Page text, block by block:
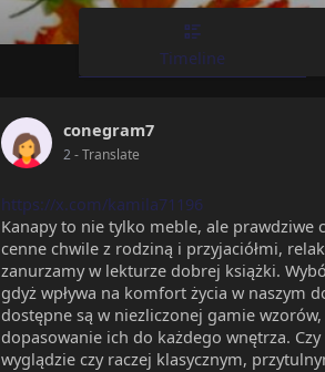
Timeline
conegram7
2- Translate
https://x.com/kamila71196
Kanapy to nie tylko meble, ale prawdziwe
cenne chwile z rodziną i przyjaciółmi,
zanurzamy w lekturze dobrej książki.
gdyż wpływa na komfort życia w naszym
dostępne są w niezliczonej gamie
dopasowanie ich do każdego wnętrza.
wyglądzie czy raczej klasycznym,